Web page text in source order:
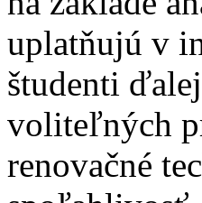
uplatňujú v
študenti
voliteľných
renovačné